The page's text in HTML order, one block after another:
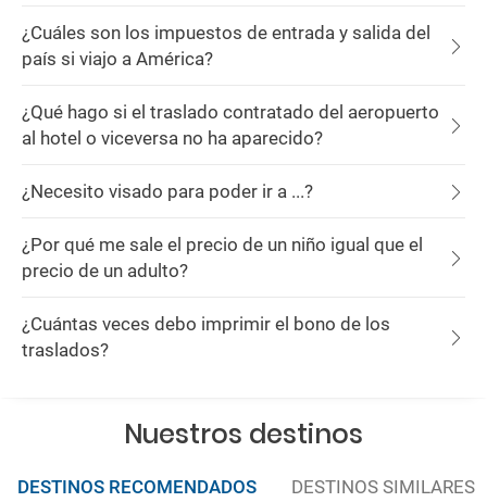
¿Cuáles son los impuestos de entrada y salida del
país si viajo a América?
¿Qué hago si el traslado contratado del aeropuerto
al hotel o viceversa no ha aparecido?
¿Necesito visado para poder ir a ...?
¿Por qué me sale el precio de un niño igual que el
precio de un adulto?
¿Cuántas veces debo imprimir el bono de los
traslados?
Nuestros destinos
DESTINOS RECOMENDADOS DESTINOS SIMILARES